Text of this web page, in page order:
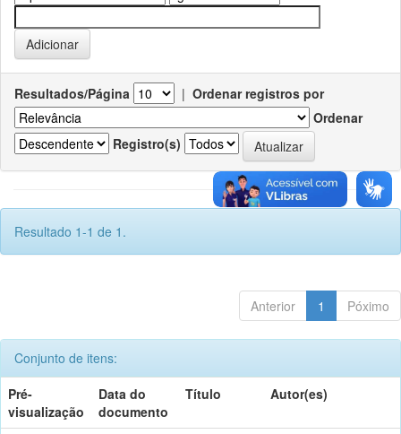
Resultados/Página | Ordenar registros por
Ordenar
Registro(s)
Resultado 1-1 de 1.
Anterior 1 Póximo
Conjunto de itens:
Pré-
visualização
Data do
documento
Título Autor(es)